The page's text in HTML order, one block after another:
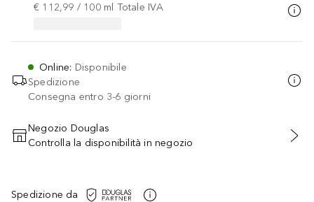
€ 112,99 / 100 ml Totale IVA
Online: Disponibile
Spedizione
Consegna entro 3-6 giorni
AGGIUNGI AL CARRELLO
Negozio Douglas
Controlla la disponibilità in negozio
Spedizione da